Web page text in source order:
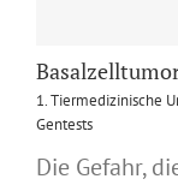
1. Tiermedizinische
Gentests
Die Gefahr,